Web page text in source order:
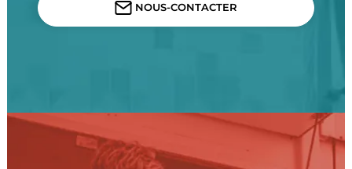
NOUS-CONTACTER